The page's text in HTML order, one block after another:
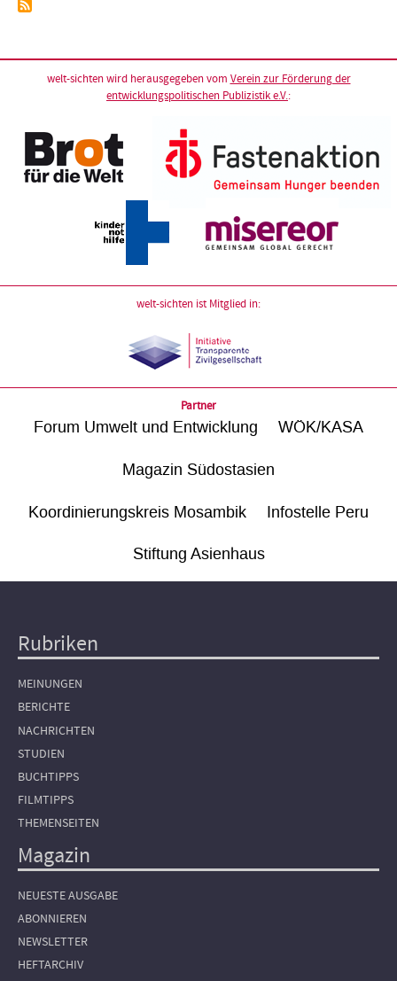
welt-sichten wird herausgegeben vom Verein zur Förderung der
entwicklungspolitischen Publizistik e.V.:
welt-sichten ist Mitglied in:
Partner
Forum Umwelt und Entwicklung WÖK/KASA
Magazin Südostasien
Koordinierungskreis Mosambik Infostelle Peru
Stiftung Asienhaus
Hauptnavigation
Rubriken
MEINUNGEN
BERICHTE
NACHRICHTEN
STUDIEN
BUCHTIPPS
FILMTIPPS
THEMENSEITEN
Magazin
NEUESTE AUSGABE
ABONNIEREN
NEWSLETTER
HEFTARCHIV